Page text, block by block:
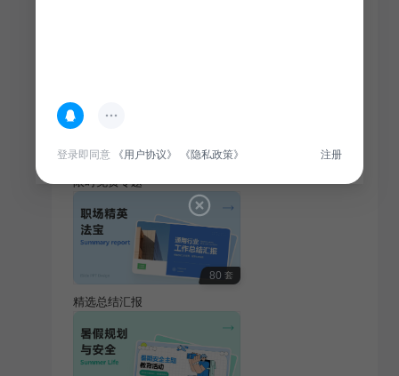
100 套
限时免费专题
80 套
精选总结汇报
登录即同意 《用户协议》 《隐私政策》 注册